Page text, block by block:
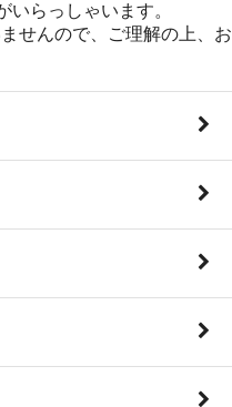
らっしゃいます。
せんので、ご理解の上、お